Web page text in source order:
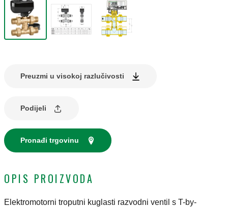
Preuzmi u visokoj razlučivosti
Podijeli
Pronađi trgovinu
OPIS PROIZVODA
Elektromotorni troputni kuglasti razvodni ventil s T-by-